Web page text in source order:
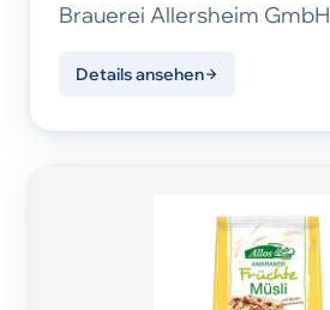
Brauerei Allersheim GmbH
Details ansehen